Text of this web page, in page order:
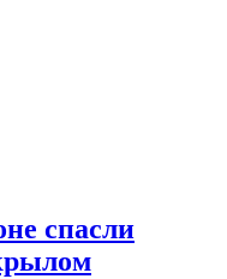
спасли